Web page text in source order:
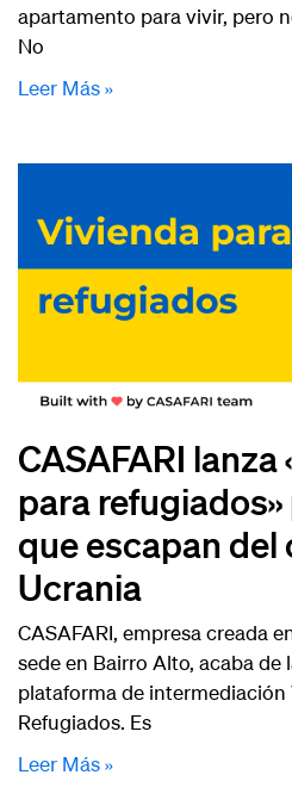
apartamento para vivir, pero
No
Leer Más »
CASAFARI lanza
para
que escapan del
Ucrania
CASAFARI, empresa creada
sede en Bairro Alto, acaba de
plataforma de intermediación
Refugiados. Es
Leer Más »